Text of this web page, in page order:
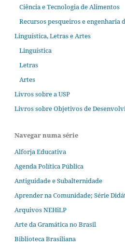
Ciência e Tecnologia de Alimentos
Recursos pesqueiros e engenharia
Linguística, Letras e Artes
Linguística
Letras
Artes
Livros sobre a USP
Livros sobre Objetivos de
Navegar numa série
Alforja Educativa
Agenda Política Pública
Antiguidade e Subalternidade
Aprender na Comunidade; Série
Arquivos NEHiLP
Arte da Gramática no Brasil
Biblioteca Brasiliana